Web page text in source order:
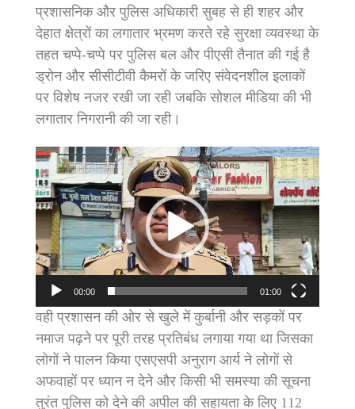
प्रशासनिक और पुलिस अधिकारी सुबह से ही शहर और
देहात क्षेत्रों का लगातार भ्रमण करते रहे सुरक्षा व्यवस्था के
तहत चप्पे-चप्पे पर पुलिस बल और पीएसी तैनात की गई है
ड्रोन और सीसीटीवी कैमरों के जरिए संवेदनशील इलाकों
पर विशेष नजर रखी जा रही जबकि सोशल मीडिया की भी
लगातार निगरानी की जा रही।
Video
Player
00:00 01:00
वही प्रशासन की ओर से खुले में कुर्बानी और सड़कों पर
नमाज पढ़ने पर पूरी तरह प्रतिबंध लगाया गया था जिसका
लोगों ने पालन किया एसएसपी अनुराग आर्य ने लोगों से
अफवाहों पर ध्यान न देने और किसी भी समस्या की सूचना
तुरंत पुलिस को देने की अपील की सहायता के लिए 112